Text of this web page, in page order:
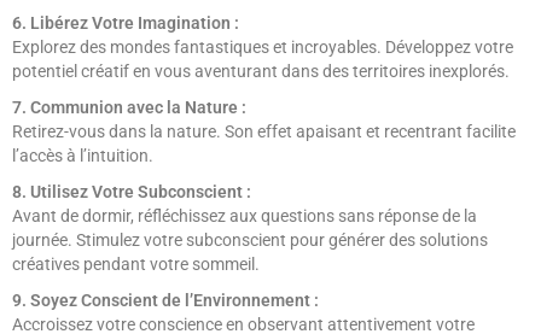
6. Libérez Votre Imagination :
Explorez des mondes fantastiques et incroyables. Développez votre
potentiel créatif en vous aventurant dans des territoires inexplorés.
7. Communion avec la Nature :
Retirez-vous dans la nature. Son effet apaisant et recentrant facilite
l’accès à l’intuition.
8. Utilisez Votre Subconscient :
Avant de dormir, réfléchissez aux questions sans réponse de la
journée. Stimulez votre subconscient pour générer des solutions
créatives pendant votre sommeil.
9. Soyez Conscient de l’Environnement :
Accroissez votre conscience en observant attentivement votre